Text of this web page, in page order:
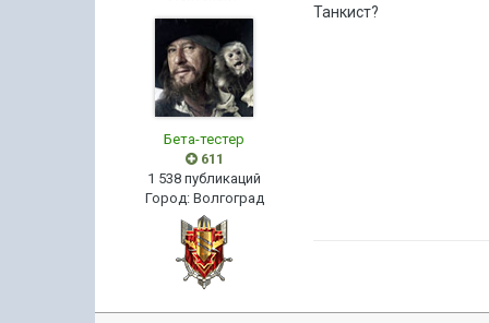
Бета-тестер
611
1 538 публикаций
Город: Волгоград
Танкист?